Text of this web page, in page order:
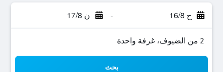
ح 16/8 - ن 17/8
2 من الضيوف، غرفة واحدة
بحث